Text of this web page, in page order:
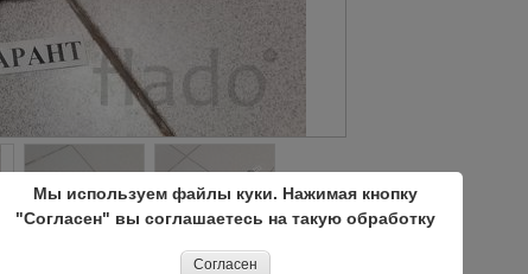
Мы используем файлы куки. Нажимая кнопку
"Согласен" вы соглашаетесь на такую обработку
Согласен